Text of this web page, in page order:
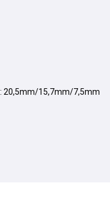
20,5mm/15,7mm/7,5mm